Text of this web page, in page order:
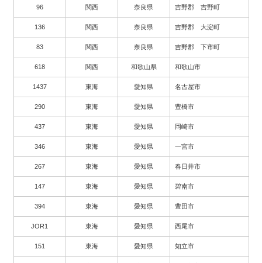
96 関西 奈良県 吉野郡 吉野町
136 関西 奈良県 吉野郡 大淀町
83 関西 奈良県 吉野郡 下市町
618 関西 和歌山県 和歌山市
1437 東海 愛知県 名古屋市
290 東海 愛知県 豊橋市
437 東海 愛知県 岡崎市
346 東海 愛知県 一宮市
267 東海 愛知県 春日井市
147 東海 愛知県 碧南市
394 東海 愛知県 豊田市
JOR1 東海 愛知県 西尾市
151 東海 愛知県 知立市